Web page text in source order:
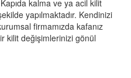
kalma ve ya acil kilit
yapılmaktadır. Kendinizi
firmamızda kafanız
kilit değişimlerinizi gönül